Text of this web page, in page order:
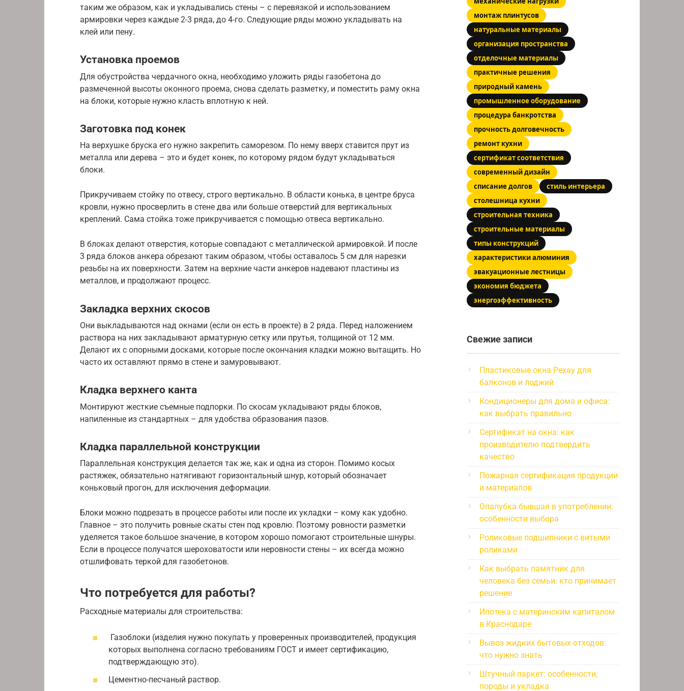
таким же образом, как и укладывались стены – с перевязкой и использованием
армировки через каждые 2-3 ряда, до 4-го. Следующие ряды можно укладывать на
клей или пену.
Установка проемов
Для обустройства чердачного окна, необходимо уложить ряды газобетона до
размеченной высоты оконного проема, снова сделать разметку, и поместить раму окна
на блоки, которые нужно класть вплотную к ней.
Заготовка под конек
На верхушке бруска его нужно закрепить саморезом. По нему вверх ставится прут из
металла или дерева – это и будет конек, по которому рядом будут укладываться
блоки.
Прикручиваем стойку по отвесу, строго вертикально. В области конька, в центре бруса
кровли, нужно просверлить в стене два или больше отверстий для вертикальных
креплений. Сама стойка тоже прикручивается с помощью отвеса вертикально.
В блоках делают отверстия, которые совпадают с металлической армировкой. И после
3 ряда блоков анкера обрезают таким образом, чтобы оставалось 5 см для нарезки
резьбы на их поверхности. Затем на верхние части анкеров надевают пластины из
металлов, и продолжают процесс.
Закладка верхних скосов
Они выкладываются над окнами (если он есть в проекте) в 2 ряда. Перед наложением
раствора на них закладывают арматурную сетку или прутья, толщиной от 12 мм.
Делают их с опорными досками, которые после окончания кладки можно вытащить. Но
часто их оставляют прямо в стене и замуровывают.
Кладка верхнего канта
Монтируют жесткие съемные подпорки. По скосам укладывают ряды блоков,
напиленные из стандартных – для удобства образования пазов.
Кладка параллельной конструкции
Параллельная конструкция делается так же, как и одна из сторон. Помимо косых
растяжек, обязательно натягивают горизонтальный шнур, который обозначает
коньковый прогон, для исключения деформации.
Блоки можно подрезать в процессе работы или после их укладки – кому как удобно.
Главное – это получить ровные скаты стен под кровлю. Поэтому ровности разметки
уделяется такое большое значение, в котором хорошо помогают строительные шнуры.
Если в процессе получатся шероховатости или неровности стены – их всегда можно
отшлифовать теркой для газобетонов.
Что потребуется для работы?
Расходные материалы для строительства:
Газоблоки (изделия нужно покупать у проверенных производителей, продукция
которых выполнена согласно требованиям ГОСТ и имеет сертификацию,
подтверждающую это).
Цементно-песчаный раствор.
монтаж плинтусов
натуральные материалы
организация пространства
отделочные материалы
практичные решения
природный камень
промышленное оборудование
процедура банкротства
прочность долговечность
ремонт кухни
сертификат соответствия
современный дизайн
списание долгов
стиль интерьера
столешница кухни
строительная техника
строительные материалы
типы конструкций
характеристики алюминия
эвакуационные лестницы
экономия бюджета
энергоэффективность
Свежие записи
Пластиковые окна Рехау для
балконов и лоджий
Кондиционеры для дома и офиса:
как выбрать правильно
Сертификат на окна: как
производителю подтвердить
качество
Пожарная сертификация продукции
и материалов
Опалубка бывшая в употреблении:
особенности выбора
Роликовые подшипники с витыми
роликами
Как выбрать памятник для
человека без семьи: кто принимает
решение
Ипотека с материнским капиталом
в Краснодаре
Вывоз жидких бытовых отходов:
что нужно знать
Штучный паркет: особенности,
породы и укладка